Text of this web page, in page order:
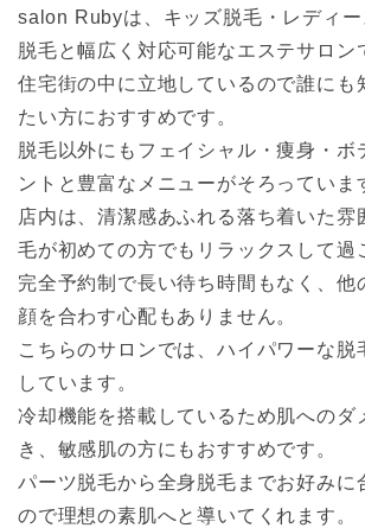
salon Rubyは、キッズ脱毛・レディ
脱毛と幅広く対応可能なエステサロン
住宅街の中に立地しているので誰にも
たい方におすすめです。
脱毛以外にもフェイシャル・痩身・ボ
ントと豊富なメニューがそろっていま
店内は、清潔感あふれる落ち着いた雰
毛が初めての方でもリラックスして過
完全予約制で長い待ち時間もなく、他
顔を合わす心配もありません。
こちらのサロンでは、ハイパワーな脱
しています。
冷却機能を搭載しているため肌へのダ
き、敏感肌の方にもおすすめです。
パーツ脱毛から全身脱毛までお好みに
ので理想の素肌へと導いてくれます。